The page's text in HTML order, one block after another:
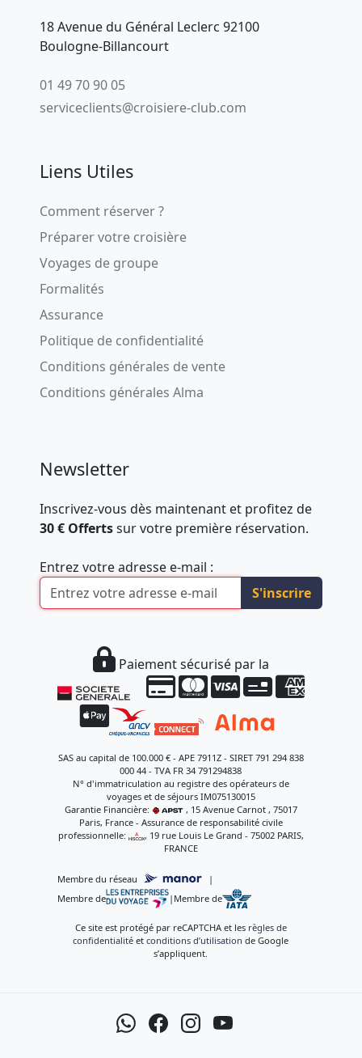
18 Avenue du Général Leclerc 92100
Boulogne-Billancourt
01 49 70 90 05
serviceclients@croisiere-club.com
Liens Utiles
Comment réserver ?
Préparer votre croisière
Voyages de groupe
Formalités
Assurance
Politique de confidentialité
Conditions générales de vente
Conditions générales Alma
Newsletter
Inscrivez-vous dès maintenant et profitez de
30 € Offertssur votre première réservation.
Entrez votre adresse e-mail :
S'inscrire
Paiement sécurisé par la
SAS au capital de 100.000 € - APE 7911Z - SIRET 791 294 838
000 44 - TVA FR 34 791294838
N° d'immatriculation au registre des opérateurs de
voyages et de séjours IM075130015
Garantie Financière:
, 15 Avenue Carnot , 75017
Paris, France - Assurance de responsabilité civile
professionnelle:
, 19 rue Louis Le Grand - 75002 PARIS,
FRANCE
Membre du réseau
|
Membre de
| Membre de
Ce site est protégé par reCAPTCHA et les règles de
confidentialité etconditions d’utilisation de Google
s’appliquent.